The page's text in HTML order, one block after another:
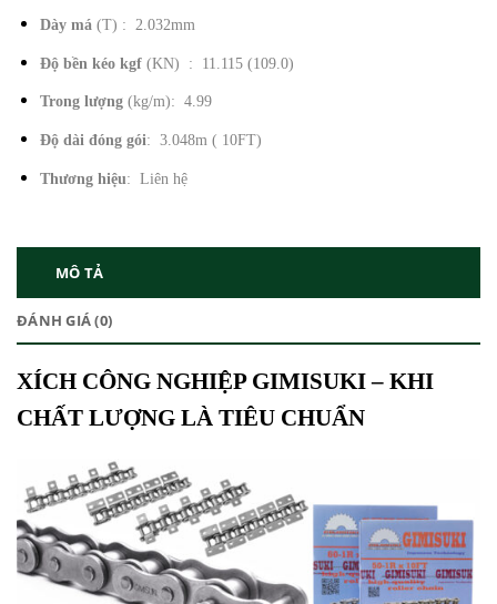
Dày má(T) : 2.032mm
Độ bền kéo kgf (KN) : 11.115 (109.0)
Trong lượng (kg/m): 4.99
Độ dài đóng gói: 3.048m ( 10FT)
Thương hiệu: Liên hệ
MÔ TẢ
ĐÁNH GIÁ (0)
XÍCH CÔNG NGHIỆP GIMISUKI – KHI
CHẤT LƯỢNG LÀ TIÊU CHUẨN